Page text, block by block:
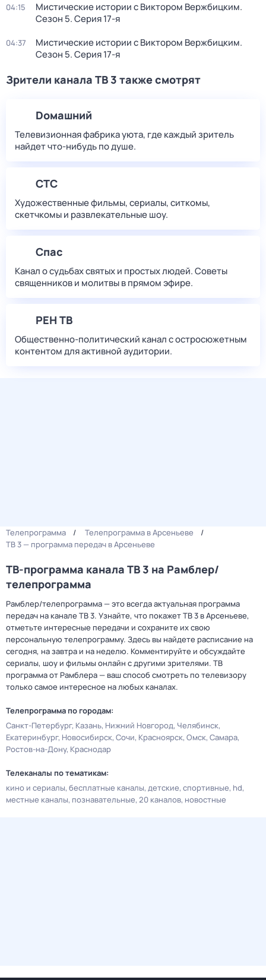
04:15 Мистические истории с Виктором Вержбицким.
Сезон 5. Серия 17-я
04:37 Мистические истории с Виктором Вержбицким.
Сезон 5. Серия 17-я
Зрители канала ТВ 3 также смотрят
Dомашний
Телевизионная фабрика уюта, где каждый зритель
найдет что‑нибудь по душе.
СТС
Художественные фильмы, сериалы, ситкомы,
скетчкомы и развлекательные шоу.
Спас
Канал о судьбах святых и простых людей. Советы
священников и молитвы в прямом эфире.
РЕН ТВ
Общественно-политический канал с остросюжетным
контентом для активной аудитории.
Телепрограмма
Телепрограмма в Арсеньеве
ТВ 3 — программа передач в Арсеньеве
ТВ-программа канала ТВ 3 на Рамблер/
телепрограмма
Рамблер/телепрограмма — это всегда актуальная программа
передач на канале ТВ 3. Узнайте, что покажет ТВ 3 в Арсеньеве,
отметьте интересные передачи и сохраните их свою
персональную телепрограмму. Здесь вы найдете расписание на
сегодня, на завтра и на неделю. Комментируйте и обсуждайте
сериалы, шоу и фильмы онлайн с другими зрителями. ТВ
программа от Рамблера — ваш способ смотреть по телевизору
только самое интересное на любых каналах.
Телепрограмма по городам:
Санкт-Петербург Казань Нижний Новгород Челябинск
Екатеринбург Новосибирск Сочи Красноярск Омск Самара
Ростов-на-Дону Краснодар
Телеканалы по тематикам:
кино и сериалы бесплатные каналы детские спортивные hd
местные каналы познавательные 20 каналов новостные